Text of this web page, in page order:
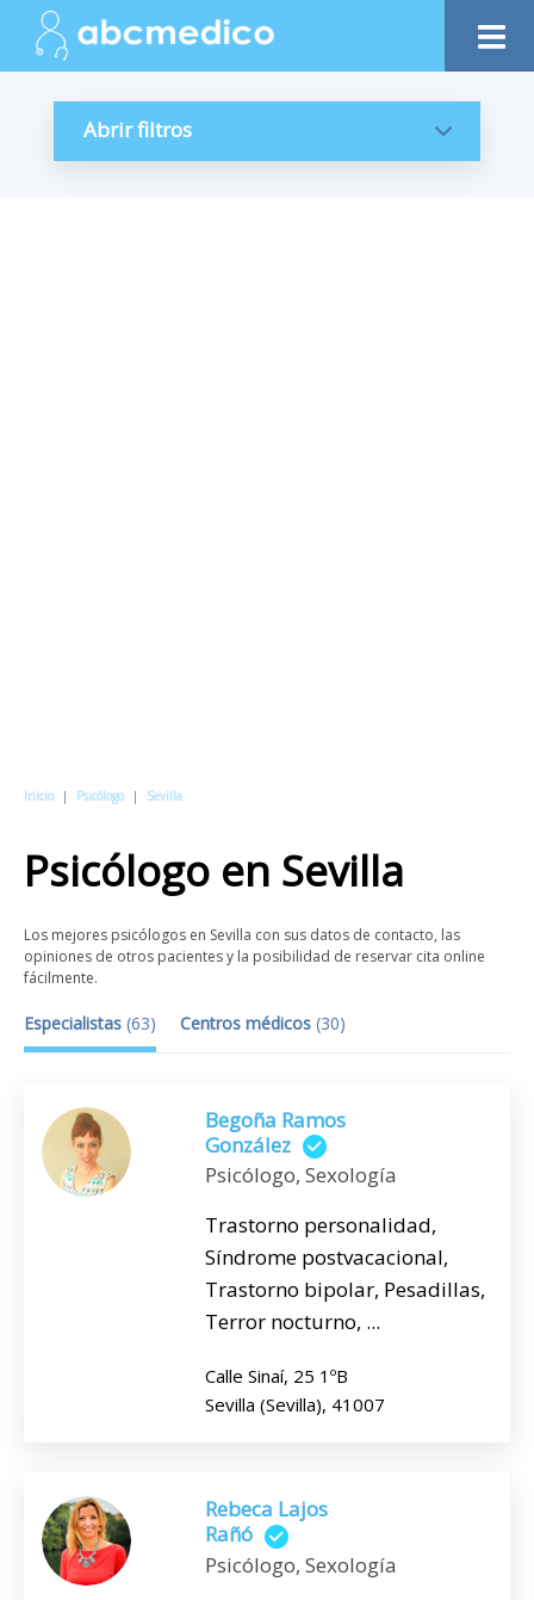
Abrir filtros
Inicio | Psicólogo | Sevilla
Psicólogo en Sevilla
Los mejores psicólogos en Sevilla con sus datos de contacto, las
opiniones de otros pacientes y la posibilidad de reservar cita online
fácilmente.
Especialistas (63) Centros médicos (30)
Begoña Ramos
González
Psicólogo, Sexología
Trastorno personalidad,
Síndrome postvacacional,
Trastorno bipolar, Pesadillas,
Terror nocturno, ...
Calle Sinaí, 25 1ºB
Sevilla (Sevilla), 41007
Rebeca Lajos
Rañó
Psicólogo, Sexología